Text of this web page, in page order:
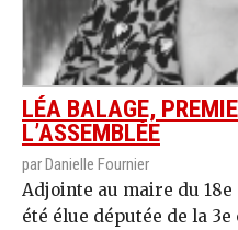
LÉA BALAGE,
L’ASSEMBLÉE
par Danielle Fournier
Adjointe au maire du 18e
été élue députée de la